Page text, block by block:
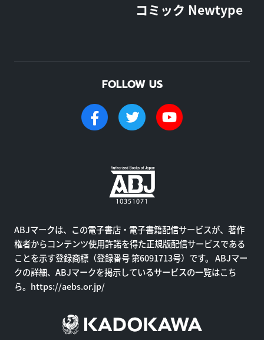
コミック Newtype
FOLLOW US
ABJマークは、この電子書店・電子書籍配信サービスが、著作
権者からコンテンツ使用許諾を得た正規版配信サービスである
ことを示す登録商標（登録番号 第6091713号）です。 ABJマー
クの詳細、ABJマークを掲示しているサービスの一覧はこち
ら。 https://aebs.or.jp/